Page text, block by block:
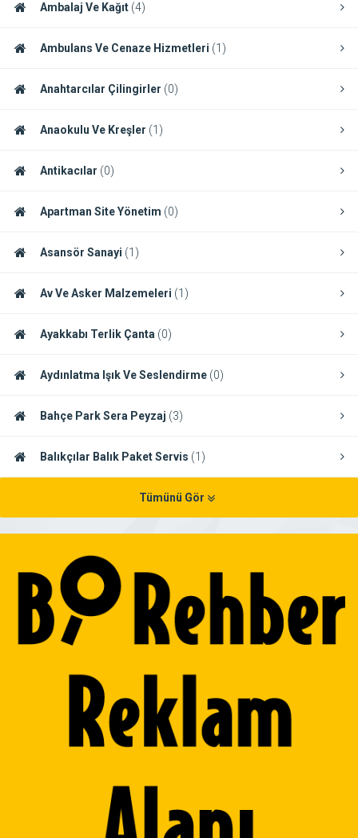
Ambalaj Ve Kağıt (4)
Ambulans Ve Cenaze Hizmetleri (1)
Anahtarcılar Çilingirler (0)
Anaokulu Ve Kreşler (1)
Antikacılar (0)
Apartman Site Yönetim (0)
Asansör Sanayi (1)
Av Ve Asker Malzemeleri (1)
Ayakkabı Terlik Çanta (0)
Aydınlatma Işık Ve Seslendirme (0)
Bahçe Park Sera Peyzaj (3)
Balıkçılar Balık Paket Servis (1)
Tümünü Gör